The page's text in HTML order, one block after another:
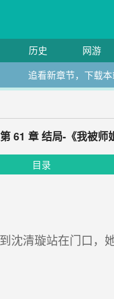
历史 网游
追看新章节，下载
第 61 章 结局-《我被师
目录
清璇站在门口，